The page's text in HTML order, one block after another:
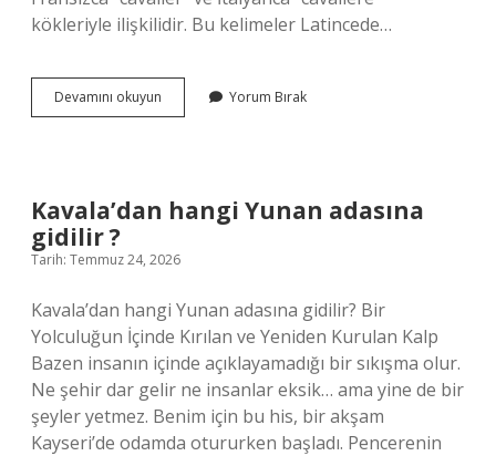
kökleriyle ilişkilidir. Bu kelimeler Latincede…
Devamını okuyun
hangi
Yorum Bırak
Kavala’dan hangi Yunan adasına
gidilir ?
Tarih: Temmuz 24, 2026
Kavala’dan hangi Yunan adasına gidilir? Bir
Yolculuğun İçinde Kırılan ve Yeniden Kurulan Kalp
Bazen insanın içinde açıklayamadığı bir sıkışma olur.
Ne şehir dar gelir ne insanlar eksik… ama yine de bir
şeyler yetmez. Benim için bu his, bir akşam
Kayseri’de odamda otururken başladı. Pencerenin